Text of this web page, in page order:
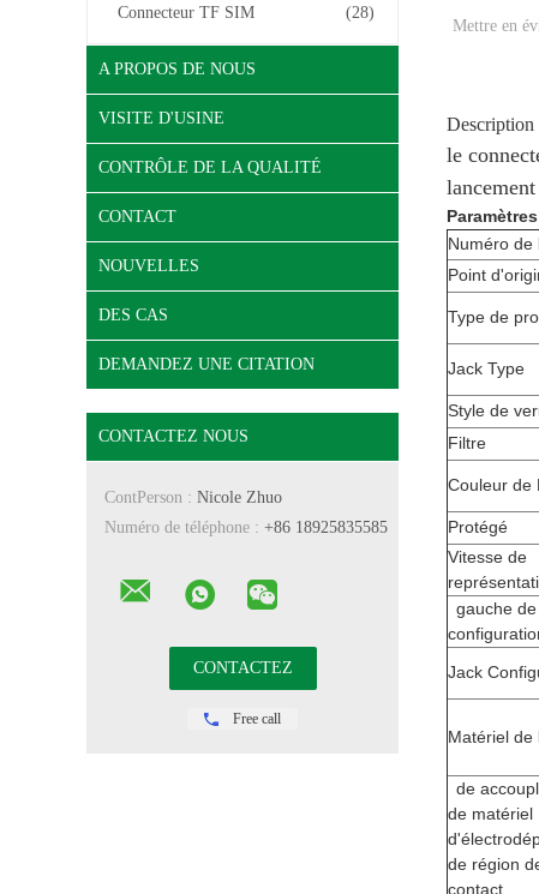
Connecteur TF SIM (28)
A PROPOS DE NOUS
VISITE D'USINE
CONTRÔLE DE LA QUALITÉ
CONTACT
NOUVELLES
DES CAS
DEMANDEZ UNE CITATION
CONTACTEZ NOUS
ContPerson : Nicole Zhuo
Numéro de téléphone : +86 18925835585
Free call
Mettre en
le
Paramètres
Numéro de
Point
Type de
Jack Type
Style de
Filtre
Couleur de
Protégé
Vitesse de
gauche de
Jack
Matériel de
de
de matériel
de région
contact